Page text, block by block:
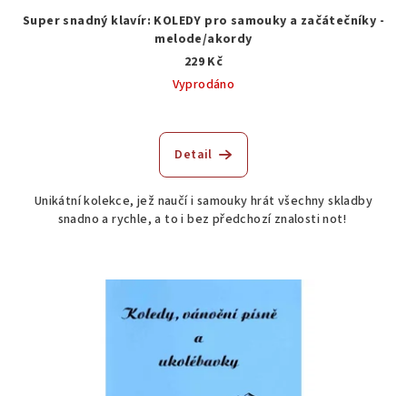
Super snadný klavír: KOLEDY pro samouky a začátečníky -
melode/akordy
229 Kč
Vyprodáno
Detail
Unikátní kolekce, jež naučí i samouky hrát všechny skladby
snadno a rychle, a to i bez předchozí znalosti not!